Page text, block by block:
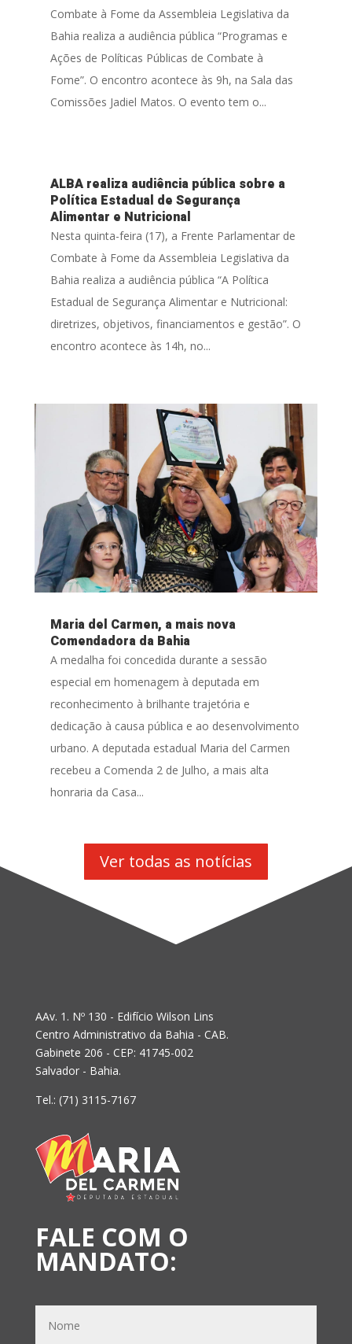
Combate à Fome da Assembleia Legislativa da
Bahia realiza a audiência pública “Programas e
Ações de Políticas Públicas de Combate à
Fome”. O encontro acontece às 9h, na Sala das
Comissões Jadiel Matos. O evento tem o...
ALBA realiza audiência pública sobre a
Política Estadual de Segurança
Alimentar e Nutricional
Nesta quinta-feira (17), a Frente Parlamentar de
Combate à Fome da Assembleia Legislativa da
Bahia realiza a audiência pública “A Política
Estadual de Segurança Alimentar e Nutricional:
diretrizes, objetivos, financiamentos e gestão”. O
encontro acontece às 14h, no...
Maria del Carmen, a mais nova
Comendadora da Bahia
A medalha foi concedida durante a sessão
especial em homenagem à deputada em
reconhecimento à brilhante trajetória e
dedicação à causa pública e ao desenvolvimento
urbano. A deputada estadual Maria del Carmen
recebeu a Comenda 2 de Julho, a mais alta
honraria da Casa...
Ver todas as notícias
AAv. 1. Nº 130 - Edifício Wilson Lins
Centro Administrativo da Bahia - CAB.
Gabinete 206 - CEP: 41745-002
Salvador - Bahia.
Tel.: (71) 3115-7167
FALE COM O
MANDATO: